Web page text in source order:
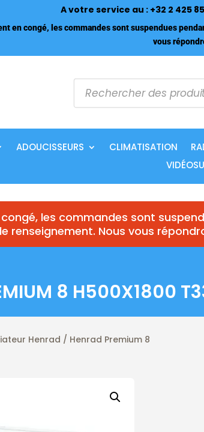
A votre service au : +32 2 425
en congé, les commandes sont suspendues
vous
Recherche
de
produits
ADOUCISSEURS CLIMATISATION
les commandes sont
renseignement. Nous vous
8 H500X1800
Henrad / Henrad Premium 8